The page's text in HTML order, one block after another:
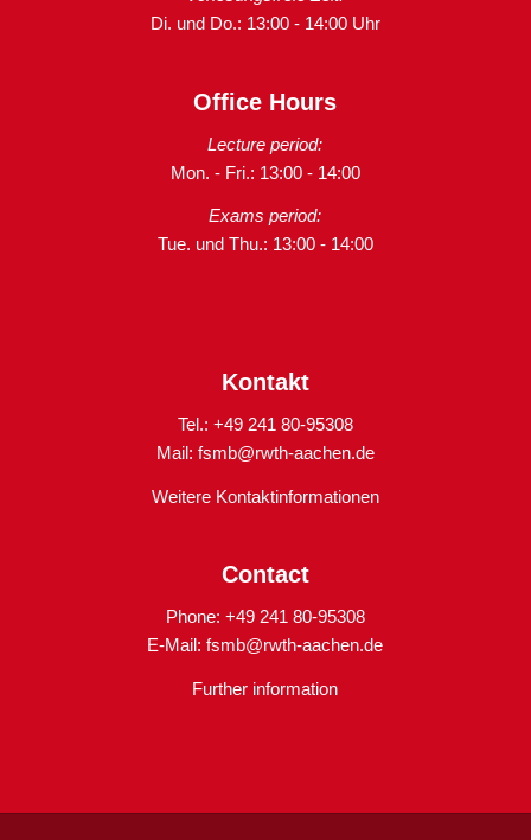
Di. und Do.: 13:00 - 14:00 Uhr
Office Hours
Lecture period:
Mon. - Fri.: 13:00 - 14:00
Exams period:
Tue. und Thu.: 13:00 - 14:00
Kontakt
Tel.: +49 241 80-95308
Mail: fsmb@rwth-aachen.de
Weitere Kontaktinformationen
Contact
Phone: +49 241 80-95308
E-Mail:fsmb@rwth-aachen.de
Further information